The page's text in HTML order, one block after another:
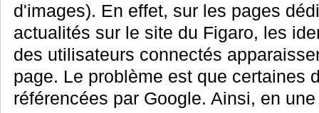
d'images). En effet, sur les pages
actualités sur le site du Figaro, les
des utilisateurs connectés
page. Le problème est que certaines
référencées par Google. Ainsi, en